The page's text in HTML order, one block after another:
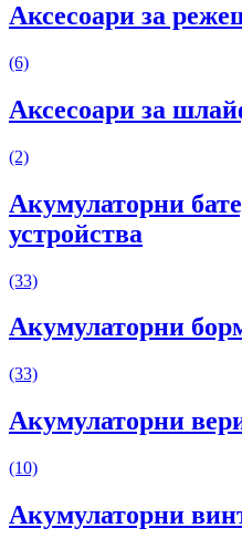
Аксесоари за
(6)
Аксесоари за
(2)
Акумулаторни
устройства
(33)
Акумулаторни
(33)
Акумулаторни
(10)
Акумулаторни